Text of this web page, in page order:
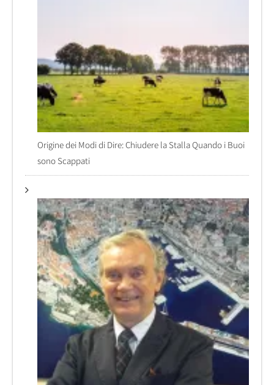
Origine dei Modi di Dire: Chiudere la Stalla Quando i Buoi
sono Scappati